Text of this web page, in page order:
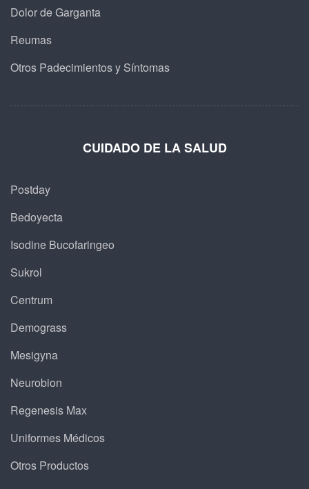
Dolor de Garganta
Reumas
Otros Padecimientos y Síntomas
CUIDADO DE LA SALUD
Postday
Bedoyecta
Isodine Bucofaringeo
Sukrol
Centrum
Demograss
Mesigyna
Neurobion
Regenesis Max
Uniformes Médicos
Otros Productos